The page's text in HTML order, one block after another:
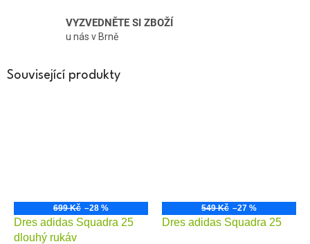
VYZVEDNĚTE SI ZBOŽÍ
u nás v Brně
Související produkty
699 Kč –28 %
Dres adidas Squadra 25
dlouhý rukáv
549 Kč –27 %
Dres adidas Squadra 25